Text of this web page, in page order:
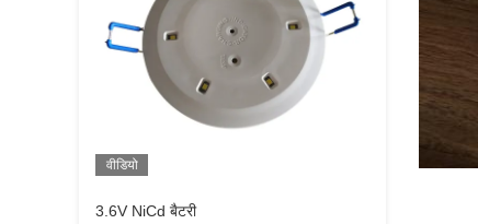
वीडियो
3.6V NiCd बैटरी